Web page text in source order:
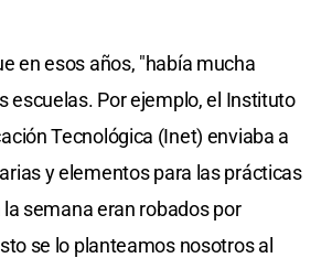
en esos años, "había mucha
escuelas. Por ejemplo, el Instituto
Tecnológica (Inet) enviaba a
y elementos para las prácticas
semana eran robados por
se lo planteamos nosotros al